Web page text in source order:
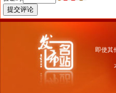
即使其